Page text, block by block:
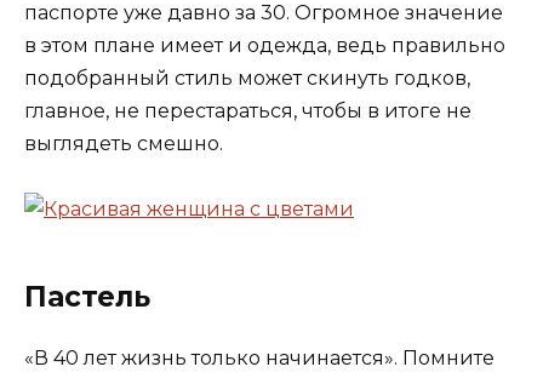
паспорте уже давно за 30. Огромное значение
в этом плане имеет и одежда, ведь правильно
подобранный стиль может скинуть годков,
главное, не перестараться, чтобы в итоге не
выглядеть смешно.
Пастель
«В 40 лет жизнь только начинается». Помните